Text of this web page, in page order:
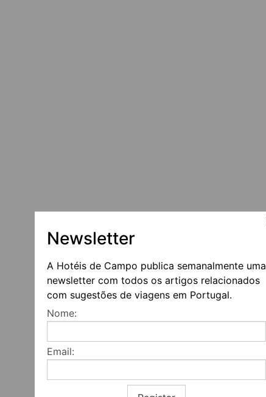
Newsletter
A Hotéis de Campo publica semanalmente uma
newsletter com todos os artigos relacionados
com sugestões de viagens em Portugal.
Nome:
Email: